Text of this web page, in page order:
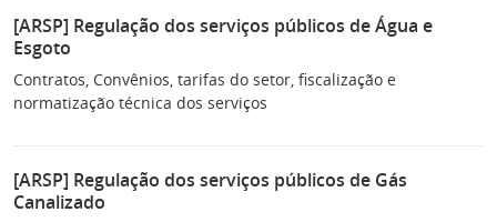
[ARSP] Regulação dos serviços públicos de Água e
Esgoto
Contratos, Convênios, tarifas do setor, fiscalização e
normatização técnica dos serviços
[ARSP] Regulação dos serviços públicos de Gás
Canalizado